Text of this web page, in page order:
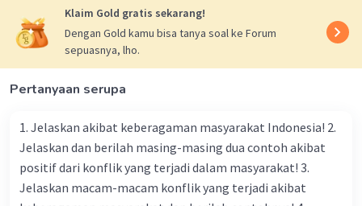
Klaim Gold gratis sekarang!
Dengan Gold kamu bisa tanya soal ke Forum
sepuasnya, lho.
Pertanyaan serupa
1. Jelaskan akibat keberagaman masyarakat Indonesia! 2.
Jelaskan dan berilah masing-masing dua contoh akibat
positif dari konflik yang terjadi dalam masyarakat! 3.
Jelaskan macam-macam konflik yang terjadi akibat